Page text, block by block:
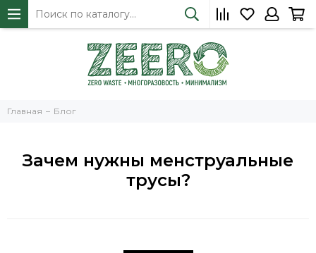
Главная Блог
Зачем нужны менструальные
трусы?